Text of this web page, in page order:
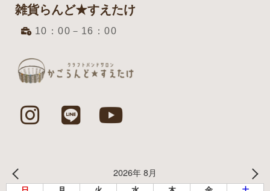
雑貨らんど★すえたけ
10：00－16：00
2026年 8月